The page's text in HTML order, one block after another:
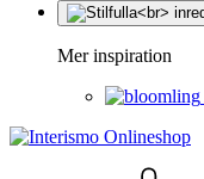
Mer inspiration